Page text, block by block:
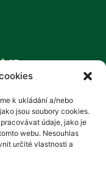
k ukládání a/nebo
jsou soubory cookies.
údaje, jako je
webu. Nesouhlas
určité vlastnosti a
CSc.